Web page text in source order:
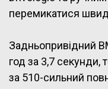
перемикатися
Задньопривідний
год за 3,7
за 510-сильний